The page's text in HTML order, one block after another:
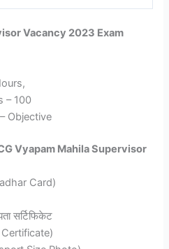
Vacancy 2023 Exam
– 100
Objective
Vyapam Mahila Supervisor
Card)
सर्टिफिकेट
Certificate)